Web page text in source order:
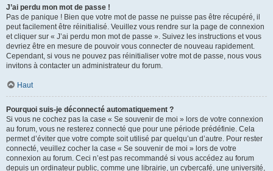
J’ai perdu mon mot de passe !
Pas de panique ! Bien que votre mot de passe ne puisse pas être récupéré, il
peut facilement être réinitialisé. Veuillez vous rendre sur la page de connexion
et cliquer sur « J’ai perdu mon mot de passe ». Suivez les instructions et vous
devriez être en mesure de pouvoir vous connecter de nouveau rapidement.
Cependant, si vous ne pouvez pas réinitialiser votre mot de passe, nous vous
invitons à contacter un administrateur du forum.
Haut
Pourquoi suis-je déconnecté automatiquement ?
Si vous ne cochez pas la case « Se souvenir de moi » lors de votre connexion
au forum, vous ne resterez connecté que pour une période prédéfinie. Cela
permet d’éviter que votre compte soit utilisé par quelqu’un d’autre. Pour rester
connecté, veuillez cocher la case « Se souvenir de moi » lors de votre
connexion au forum. Ceci n’est pas recommandé si vous accédez au forum
depuis un ordinateur public, comme une librairie, un cybercafé, une université,